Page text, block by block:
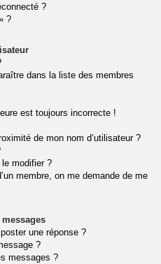
?
?
dans la liste des membres
est toujours incorrecte !
de mon nom d’utilisateur ?
le modifier ?
membre, on me demande de me
une réponse ?
?
messages ?